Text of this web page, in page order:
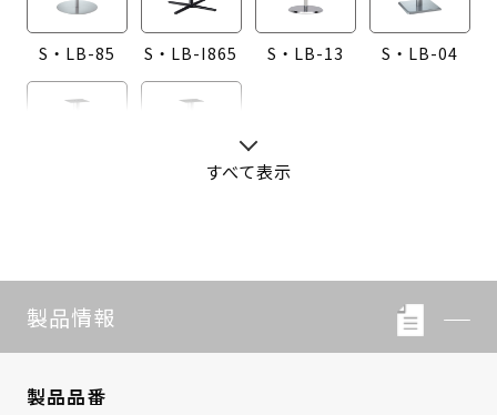
S・LB-85 S・LB-I865 S・LB-13 S・LB-04
すべて表示
製品情報
製品品番